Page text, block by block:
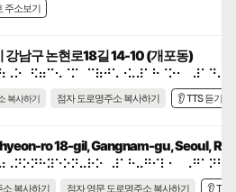
주소보기
강남구 논현로18길 14-10 (개포동)
복사하기 점자 도로명주소 복사하기 👂 TTS 듣기
ro 18-gil, Gangnam-gu, Seoul,
소 복사하기 점자 영문 도로명주소 복사하기 👂 TTS